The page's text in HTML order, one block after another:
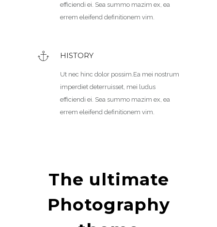
efficiendi ei. Sea summo mazim ex, ea
errem eleifend definitionem vim.
HISTORY
Ut nec hinc dolor possim.Ea mei nostrum
imperdiet deterruisset, mei ludus
efficiendi ei. Sea summo mazim ex, ea
errem eleifend definitionem vim.
The ultimate
Photography